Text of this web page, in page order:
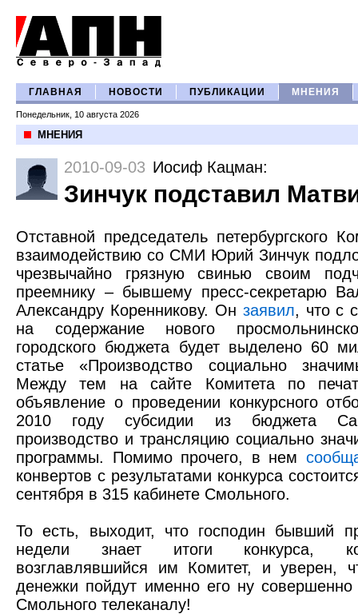
ГЛАВНАЯ НОВОСТИ ПУБЛИКАЦИИ МНЕНИЯ
Понедельник, 10 августа 2026
МНЕНИЯ
2010-09-03 Иосиф Кацман:
Зинчук подставил
Отставной председатель петербургского
взаимодействию со СМИ Юрий Зинчук
чрезвычайно грязную свинью своим
преемнику – бывшему пресс-секретарю
Александру Коренникову. Он заявил, что с
на содержание нового
городского бюджета будет выделено 60
статье «Производство социально
Между тем на сайте Комитета по
объявление о проведении конкурсного
2010 году субсидии из бюджета
производство и трансляцию социально
программы. Помимо прочего, в нем
конвертов с результатами конкурса
сентября в 315 кабинете Смольного.
То есть, выходит, что господин бывший
недели знает итоги конкурса,
возглавлявшийся им Комитет, и уверен,
денежки пойдут именно его ну
Смольного телеканалу!